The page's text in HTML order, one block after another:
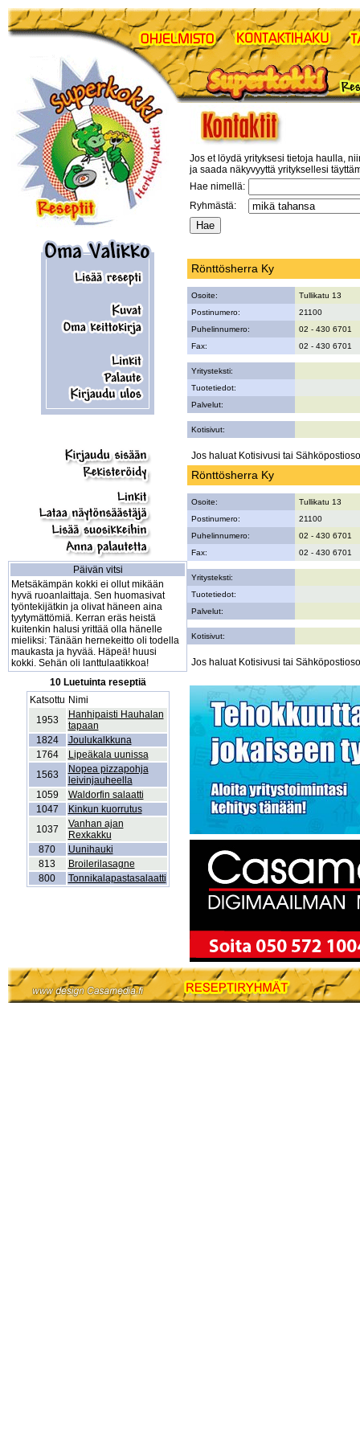
Päivän vitsi
Metsäkämpän kokki ei ollut mikään
hyvä ruoanlaittaja. Sen huomasivat
työntekijätkin ja olivat häneen aina
tyytymättömiä. Kerran eräs heistä
kuitenkin halusi yrittää olla hänelle
mieliksi: Tänään hernekeitto oli todella
maukasta ja hyvää. Häpeä! huusi
kokki. Sehän oli lanttulaatikkoa!
10 Luetuinta reseptiä
Katsottu Nimi
1953
Hanhipaisti Hauhalan
tapaan
1824
Joulukalkkuna
1764
Lipeäkala uunissa
1563
Nopea pizzapohja
leivinjauheella
1059
Waldorfin salaatti
1047
Kinkun kuorrutus
1037
Vanhan ajan
Rexkakku
870
Uunihauki
813
Broilerilasagne
800
Tonnikalapastasalaatti
Jos et löydä yrityksesi tietoja haulla,
ja saada näkyvyyttä yrityksellesi
Hae nimellä:
Ryhmästä:
Rönttösherra Ky
Osoite:
Tullikatu 13
Postinumero:
21100
Puhelinnumero:
02 - 430 6701
Fax:
02 - 430 6701
Yritysteksti:
Tuotetiedot:
Palvelut:
Kotisivut:
Jos haluat Kotisivusi tai
Rönttösherra Ky
Osoite:
Tullikatu 13
Postinumero:
21100
Puhelinnumero:
02 - 430 6701
Fax:
02 - 430 6701
Yritysteksti:
Tuotetiedot:
Palvelut:
Kotisivut:
Jos haluat Kotisivusi tai